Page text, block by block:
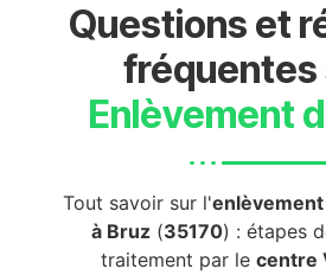
Questions et
fréquentes
Enlèvement
Tout savoir sur l'
à Bruz (35170) : étapes
traitement par lecentre